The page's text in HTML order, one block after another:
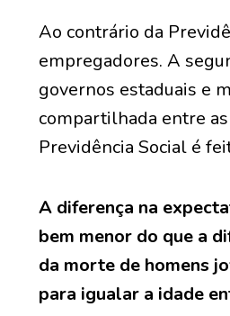
Ao contrário da
empregadores. A
governos estaduais e
compartilhada entre
Previdência Social é
A diferença na
bem menor do que a
da morte de homens
para igualar a idade